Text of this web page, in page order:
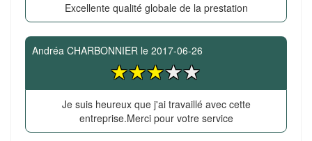
Excellente qualité globale de la prestation
Andréa CHARBONNIER le 2017-06-26
Je suis heureux que j'ai travaillé avec cette
entreprise.Merci pour votre service